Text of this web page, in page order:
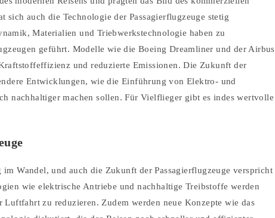
sich auch die Technologie der Passagierflugzeuge stetig
Materialien und Triebwerkstechnologie haben zu
geführt. Modelle wie die Boeing Dreamliner und der Airbus
und reduzierte Emissionen. Die Zukunft der
Entwicklungen, wie die Einführung von Elektro- und
nachhaltiger machen sollen. Für Vielflieger gibt es indes wertvolle
Wandel, und auch die Zukunft der Passagierflugzeuge verspricht
wie elektrische Antriebe und nachhaltige Treibstoffe werden
zu reduzieren. Zudem werden neue Konzepte wie das